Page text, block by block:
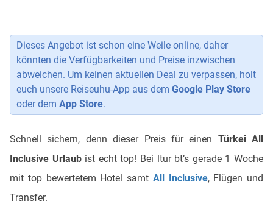
Dieses Angebot ist schon eine Weile online, daher
könnten die Verfügbarkeiten und Preise inzwischen
abweichen. Um keinen aktuellen Deal zu verpassen, holt
euch unsere Reiseuhu-App aus dem Google Play Store
oder dem App Store.
Schnell sichern, denn dieser Preis für einen Türkei All
Inclusive Urlaubist echt top! Bei ltur bt’s gerade 1 Woche
mit top bewertetem Hotel samt All Inclusive, Flügen und
Transfer.